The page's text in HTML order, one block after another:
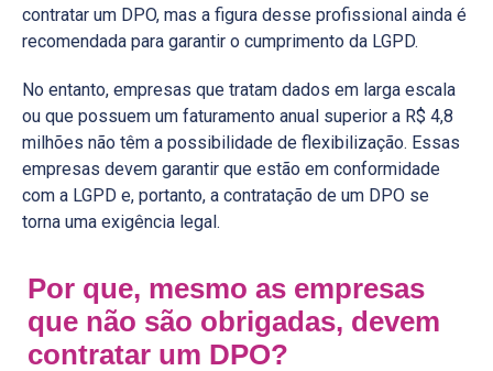
contratar um DPO, mas a figura desse profissional ainda é
recomendada para garantir o cumprimento da LGPD.
No entanto, empresas que tratam dados em larga escala
ou que possuem um faturamento anual superior a R$ 4,8
milhões não têm a possibilidade de flexibilização. Essas
empresas devem garantir que estão em conformidade
com a LGPD e, portanto, a contratação de um DPO se
torna uma exigência legal.
Por que, mesmo as empresas
que não são obrigadas, devem
contratar um DPO?